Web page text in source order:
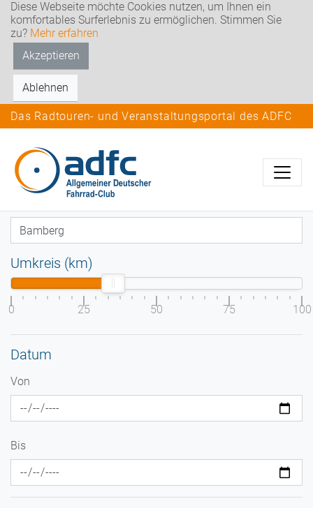
Diese Webseite möchte Cookies nutzen, um Ihnen ein
komfortables Surferlebnis zu ermöglichen. Stimmen Sie
zu? Mehr erfahren
Akzeptieren
Ablehnen
Das Radtouren- und Veranstaltungsportal des ADFC
Umkreis (km)
0 25 50 75 100
Datum
Von
Bis